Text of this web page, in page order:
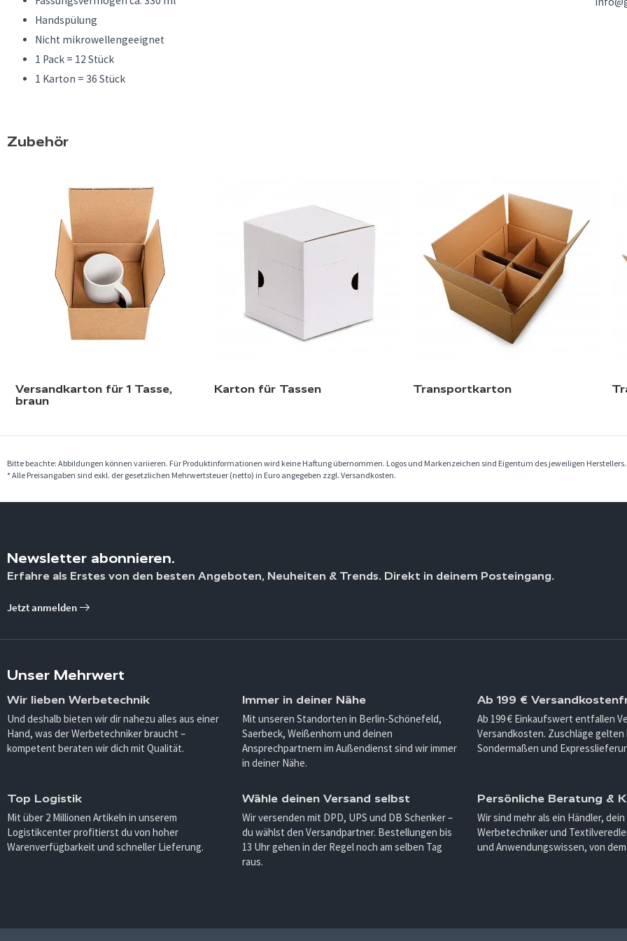
Handspülung
Nicht mikrowellengeeignet
1 Pack = 12 Stück
1 Karton = 36 Stück
Zubehör
Versandkarton für 1 Tasse,
braun
Karton für Tassen Transportkarton
Bitte beachte: Abbildungen können variieren. Für Produktinformationen wird keine Haftung übernommen. Logos und Markenzeichen sind Eigentum des jeweiligen
* Alle Preisangaben sind exkl. der gesetzlichen Mehrwertsteuer (netto) in Euro angegeben zzgl. Versandkosten.
Newsletter abonnieren.
Erfahre als Erstes von den besten Angeboten, Neuheiten & Trends. Direkt in deinem Posteingang.
Jetzt anmelden
Unser Mehrwert
Wir lieben Werbetechnik
Und deshalb bieten wir dir nahezu alles aus einer
Hand, was der Werbetechniker braucht –
kompetent beraten wir dich mit Qualität.
Immer in deiner Nähe
Mit unseren Standorten in Berlin-Schönefeld,
Saerbeck, Weißenhorn und deinen
Ansprechpartnern im Außendienst sind wir immer
in deiner Nähe.
Ab 199 €
Ab 199 € Einkaufswert entfallen
Versandkosten. Zuschläge gelten
Sondermaßen und
Top Logistik
Mit über 2 Millionen Artikeln in unserem
Logistikcenter profitierst du von hoher
Warenverfügbarkeit und schneller Lieferung.
Wähle deinen Versand selbst
Wir versenden mit DPD, UPS und DB Schenker –
du wählst den Versandpartner. Bestellungen bis
13 Uhr gehen in der Regel noch am selben Tag
raus.
Persönliche Beratung &
Wir sind mehr als ein Händler,
Werbetechniker und
und Anwendungswissen, von